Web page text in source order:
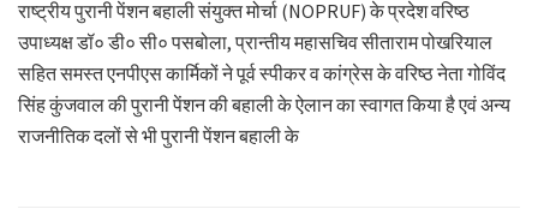
राष्ट्रीय पुरानी पेंशन बहाली संयुक्त मोर्चा (NOPRUF) के प्रदेश वरिष्ठ
उपाध्यक्ष डॉ० डी० सी० पसबोला, प्रान्तीय महासचिव सीताराम पोखरियाल
सहित समस्त एनपीएस कार्मिकों ने पूर्व स्पीकर व कांग्रेस के वरिष्ठ नेता गोविंद
सिंह कुंजवाल की पुरानी पेंशन की बहाली के ऐलान का स्वागत किया है एवं अन्य
राजनीतिक दलों से भी पुरानी पेंशन बहाली के